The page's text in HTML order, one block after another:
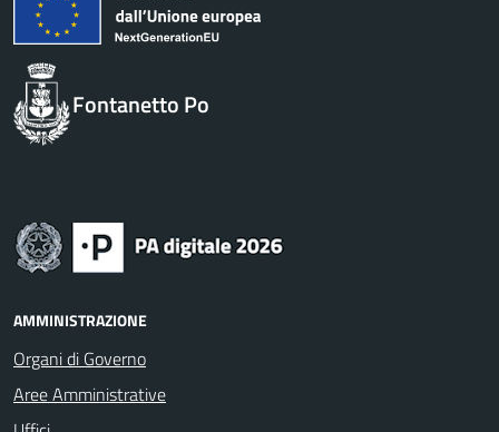
Fontanetto Po
AMMINISTRAZIONE
Organi di Governo
Aree Amministrative